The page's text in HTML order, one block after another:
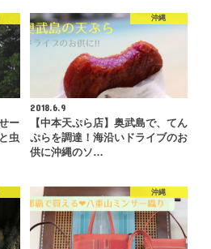
ー
虫
沖縄
2018.6.9
【中本天ぷら店】奥武島で、てん
ぷらを調達！海沿いドライブのお
供に沖縄のソ…
沖縄